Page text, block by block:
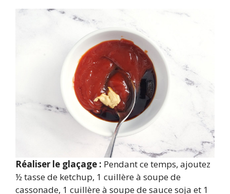
Réaliser le glaçage : Pendant ce temps, ajoutez
½ tasse de ketchup, 1 cuillère à soupe de
cassonade, 1 cuillère à soupe de sauce soja et 1